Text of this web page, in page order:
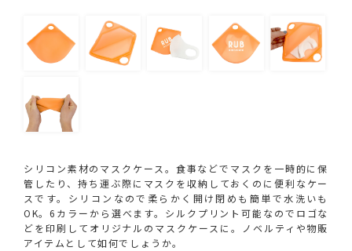
シリコン素材のマスクケース。食事などでマスクを一時的に保
管したり、持ち運ぶ際にマスクを収納しておくのに便利なケー
スです。シリコンなので柔らかく開け閉めも簡単で水洗いも
OK。6カラーから選べます。シルクプリント可能なのでロゴな
どを印刷してオリジナルのマスクケースに。ノベルティや物販
アイテムとして如何でしょうか。